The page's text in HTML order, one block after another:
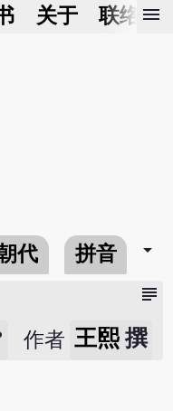
关于 联络我
menu
代 拼音 arrow_drop_down
subject
作者 王熙 撰